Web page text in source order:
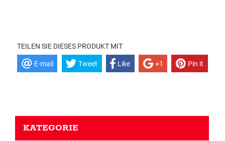
TEILEN SIE DIESES PRODUKT MIT
E-mail Tweet Like +1 Pin it
KATEGORIE